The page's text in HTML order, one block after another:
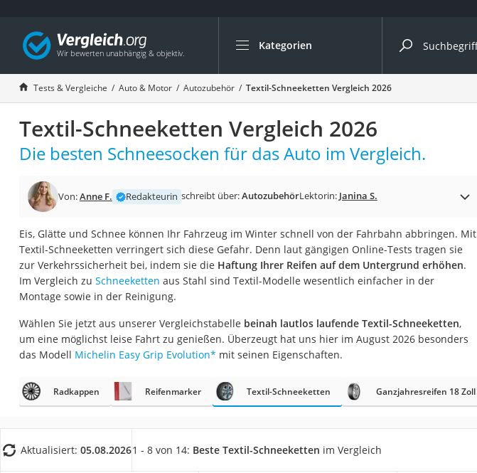
Kategorien
Die beliebtesten Vergleiche nach Kategorie
Auto & Motor
Fahrradträger-Anhängerkupplung (4 Fahrräder)
Fahrradträger
Fahrradträger (Anhängerkupplung)
Benzinkanister (20 l)
Fahrradträger E-Bike
Benzinkanister
Marderschreck
AGM-Batterie Wohnmobil
Thule-Fahrradträger
Sommerreifen 205/55 R16
Starthilfe mit Kompressor
Tests & Vergleiche Auto & Motor Autozubehör Textil-Schneeketten Vergleich 2026
Textil-Schneeketten Vergleich 2026
Die besten Schneesocken für das Auto im Vergleich.
Von:Anne F. Redakteurin schreibt über:AutozubehörLektorin: Janina S.
Eis, Glätte und Schnee können Ihr Fahrzeug im Winter schnell von der Fahrbahn abbringen. Mit
Textil-Schneeketten verringert sich diese Gefahr. Denn laut gängigen Online-Tests tragen sie
zur Verkehrssicherheit bei, indem sie die Haftung Ihrer Reifen auf dem Untergrund erhöhen.
Im Vergleich zu Schneeketten aus Stahl sind Textil-Modelle wesentlich einfacher in der
Montage sowie in der Reinigung.
Wählen Sie jetzt aus unserer Vergleichstabelle beinah lautlos laufende Textil-Schneeketten,
um eine möglichst leise Fahrt zu genießen. Überzeugt hat uns hier im August 2026 besonders
das Modell Michelin Easy Grip Evolution* mit seinen Eigenschaften.
Radkappen Reifenmarker Textil-Schneeketten Ganzjahresreifen 18 Zoll
Aktualisiert: 05.08.20261 - 8 von 14: Beste Textil-Schneeketten im Vergleich